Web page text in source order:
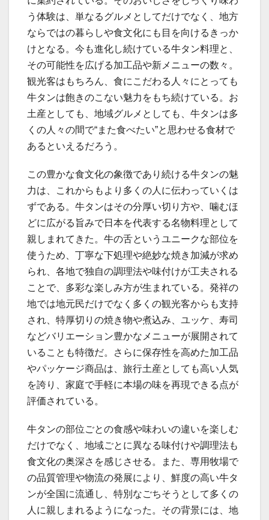
う体験は、単なるグルメとしてだけでなく、地方
ならではの暮らしや食文化にも目を向けるきっか
けとなる。今も進化し続けている牛タン料理と、
その可能性を広げる加工品や新メニューの数々。
観光客はもちろん、食にこだわる人々にとっても
牛タンは飽きのこない魅力をもち続けている。お
土産としても、地域グルメとしても、牛タンは多
くの人々の間で“また食べたい”と思わせる食材で
あるといえるだろう。
この豊かな食文化の象徴であり続ける牛タンの魅
力は、これからもより多くの人に伝わっていくは
ずである。牛タンはその分厚い切り方や、噛むほ
どに広がる旨みで日本を代表する名物料理として
親しまれてきた。牛の舌というユニークな部位を
使うため、丁寧な下処理や絶妙な焼き加減が求め
られ、各地で独自の調理法や味付けが工夫される
ことで、多彩な楽しみ方が生まれている。発祥の
地では地元民だけでなく多くの観光客からも支持
され、特厚切りの焼き物や煮込み、ユッケ、寿司
などバリエーション豊かなメニューが展開されて
いることも特徴だ。さらに保存性を高めた加工品
やパッケージ商品は、旅行土産としても高い人気
を誇り、家庭で手軽に本場の味を再現できる点が
評価されている。
牛タンの部位ごとの食感や味わいの違いを楽しむ
だけでなく、地域ごとに異なる味付けや調理法も
食文化の奥深さを感じさせる。また、専用牧場で
の品質管理や物流の発展により、鮮度の高い牛タ
ンが全国に流通し、特別なごちそうとして多くの
人に親しまれるようになった。その背景には、地